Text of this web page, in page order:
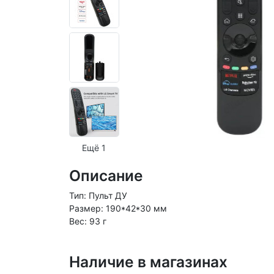
Ещё 1
Описание
Тип: Пульт ДУ
Размер: 190*42*30 мм
Вес: 93 г
Наличие в магазинах